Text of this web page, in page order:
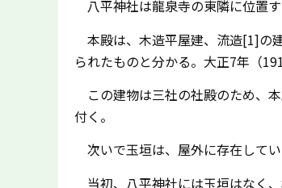
八平神社は龍泉寺の東隣に位置
本殿は、木造平屋建、流造[1]の
られたものと分かる。大正7年（
この建物は三社の社殿のため、
付く。
次いで玉垣は、屋外に存在して
当初、八平神社には玉垣はなく